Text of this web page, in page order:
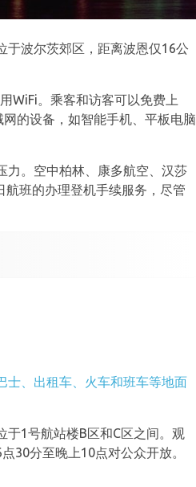
于波尔茨郊区，距离波恩仅16公
WiFi。乘客和访客可以免费上
的设备，如智能手机、平板电脑
力。空中柏林、康多航空、汉莎
班的办理登机手续服务，尽管
士、出租车、火车和班车等地面
于1号航站楼B区和C区之间。观
30分至晚上10点对公众开放。